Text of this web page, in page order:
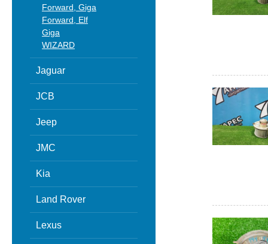
Forward, Giga
Forward, Elf
Giga
WIZARD
Jaguar
JCB
Jeep
JMC
Kia
Land Rover
Lexus